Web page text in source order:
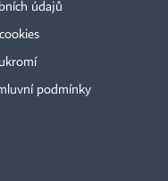
údajů
podmínky